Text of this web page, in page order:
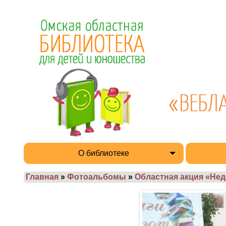
О библиотеке
Главная » Фотоальбомы » Областная акция